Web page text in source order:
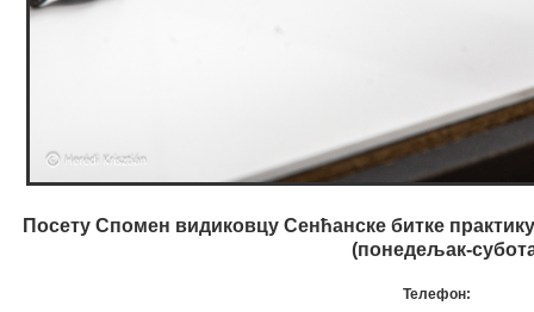
Посету Спомен видиковцу Сенћанске битке
(понедељак-
Телефон: